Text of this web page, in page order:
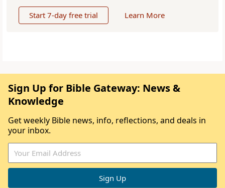
Start 7-day free trial Learn More
Sign Up for Bible Gateway: News &
Knowledge
Get weekly Bible news, info, reflections, and deals in
your inbox.